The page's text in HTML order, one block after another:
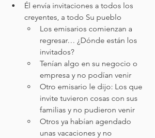
Él envía invitaciones a todos los
creyentes, a todo Su pueblo
Los emisarios comienzan a
regresar… ¿Dónde están los
invitados?
Tenían algo en su negocio o
empresa y no podían venir
Otro emisario le dijo: Los que
invite tuvieron cosas con sus
familias y no pudieron venir
Otros ya habían agendado
unas vacaciones y no